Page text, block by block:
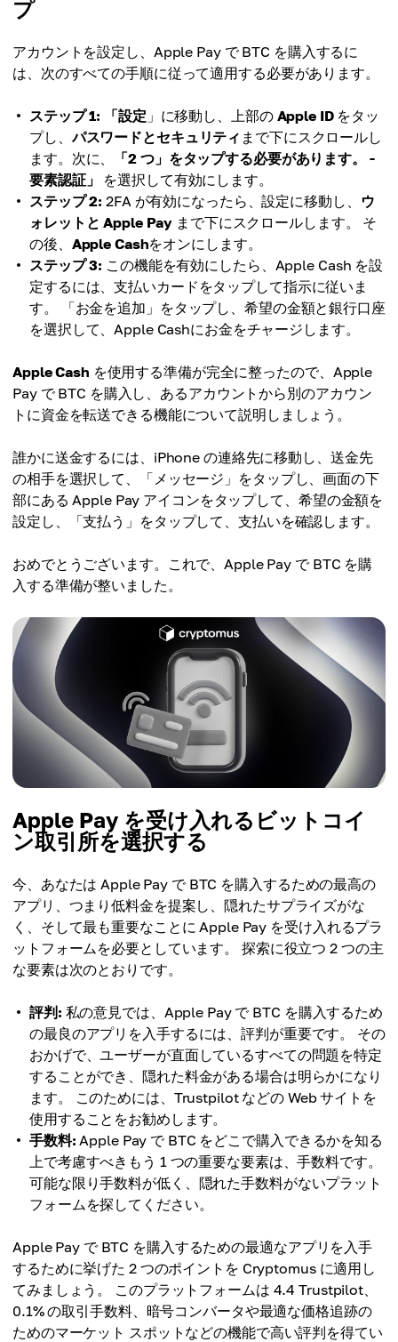
プ
アカウントを設定し、Apple Pay で BTC を購入するに
は、次のすべての手順に従って適用する必要があります。
ステップ 1: 「設定 」に移動し、上部の Apple IDをタッ
プし、パスワードとセキュリティ まで下にスクロールし
ます。次に、
「2 つ」をタップする必要があります。 -
要素認証」
を選択して有効にします。
ステップ 2: 2FA が有効になったら、設定に移動し、
ウ
ォレットと Apple Pay まで下にスクロールします。 そ
の後、 Apple Cashをオンにします。
ステップ 3: この機能を有効にしたら、Apple Cash を設
定するには、支払いカードをタップして指示に従いま
す。 「お金を追加」をタップし、希望の金額と銀行口座
を選択して、Apple Cashにお金をチャージします。
Apple Cash を使用する準備が完全に整ったので、Apple
Pay で BTC を購入し、あるアカウントから別のアカウン
トに資金を転送できる機能について説明しましょう。
誰かに送金するには、iPhone の連絡先に移動し、送金先
の相手を選択して、「メッセージ」をタップし、画面の下
部にある Apple Pay アイコンをタップして、希望の金額を
設定し、「支払う」をタップして、支払いを確認します。
おめでとうございます。これで、Apple Pay で BTC を購
入する準備が整いました。
Apple Pay を受け入れるビットコイ
ン取引所を選択する
今、あなたは Apple Pay で BTC を購入するための最高の
アプリ、つまり低料金を提案し、隠れたサプライズがな
く、そして最も重要なことに Apple Pay を受け入れるプラ
ットフォームを必要としています。 探索に役立つ 2 つの主
な要素は次のとおりです。
評判: 私の意見では、Apple Pay で BTC を購入するため
の最良のアプリを入手するには、評判が重要です。 その
おかげで、ユーザーが直面しているすべての問題を特定
することができ、隠れた料金がある場合は明らかになり
ます。 このためには、Trustpilot などの Web サイトを
使用することをお勧めします。
手数料: Apple Pay で BTC をどこで購入できるかを知る
上で考慮すべきもう 1 つの重要な要素は、手数料です。
可能な限り手数料が低く、隠れた手数料がないプラット
フォームを探してください。
Apple Pay で BTC を購入するための最適なアプリを入手
するために挙げた 2 つのポイントを Cryptomus に適用し
てみましょう。 このプラットフォームは 4.4 Trustpilot、
0.1% の取引手数料、暗号コンバータや最適な価格追跡の
ためのマーケット スポットなどの機能で高い評判を得てい